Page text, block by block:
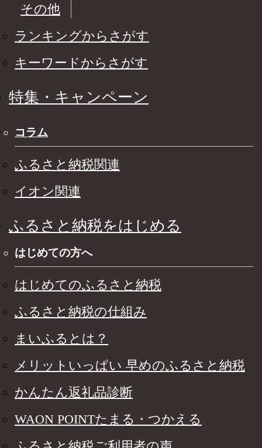
その他
ランキングからさがす
キーワードからさがす
特集・キャンペーン
コラム
ふるさと納税関連
イオン関連
ふるさと納税をはじめる
はじめての方へ
はじめてのふるさと納税
ふるさと納税の仕組み
まいふるとは？
メリットいっぱい 早めのふるさと納税
かんたん返礼品診断
WAON POINTたまる・つかえる